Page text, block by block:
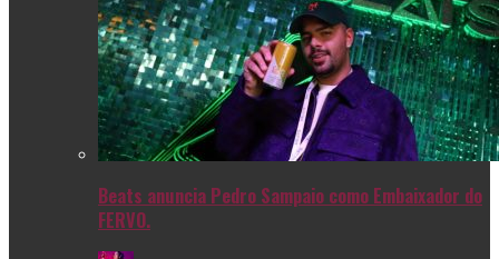
Beats anuncia Pedro Sampaio como Embaixador do
FERVO.